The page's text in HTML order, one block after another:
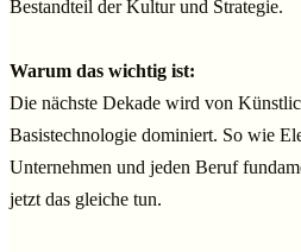
Bestandteil der Kultur und Strategie.
Warum das wichtig ist:
Die nächste Dekade wird von
Basistechnologie dominiert. So wie
Unternehmen und jeden Beruf
jetzt das gleiche tun.